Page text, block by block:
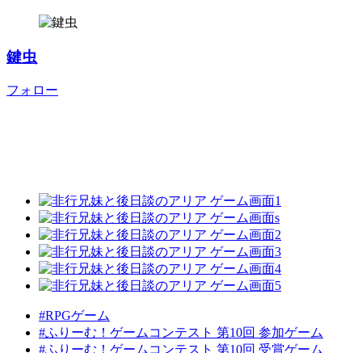
鍵虫
フォロー
#RPGゲーム
#ふりーむ！ゲームコンテスト 第10回 参加ゲーム
#ふりーむ！ゲームコンテスト 第10回 受賞ゲーム